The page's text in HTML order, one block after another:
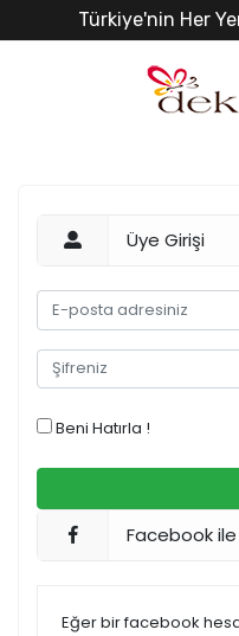
Türkiye'nin Her
Üye Girişi
Beni Hatırla !
Facebook ile
Eğer bir facebook